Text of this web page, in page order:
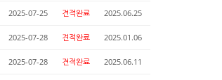
2025-07-25 견적완료 2025.06.25
2025-07-28 견적완료 2025.01.06
2025-07-28 견적완료 2025.06.11